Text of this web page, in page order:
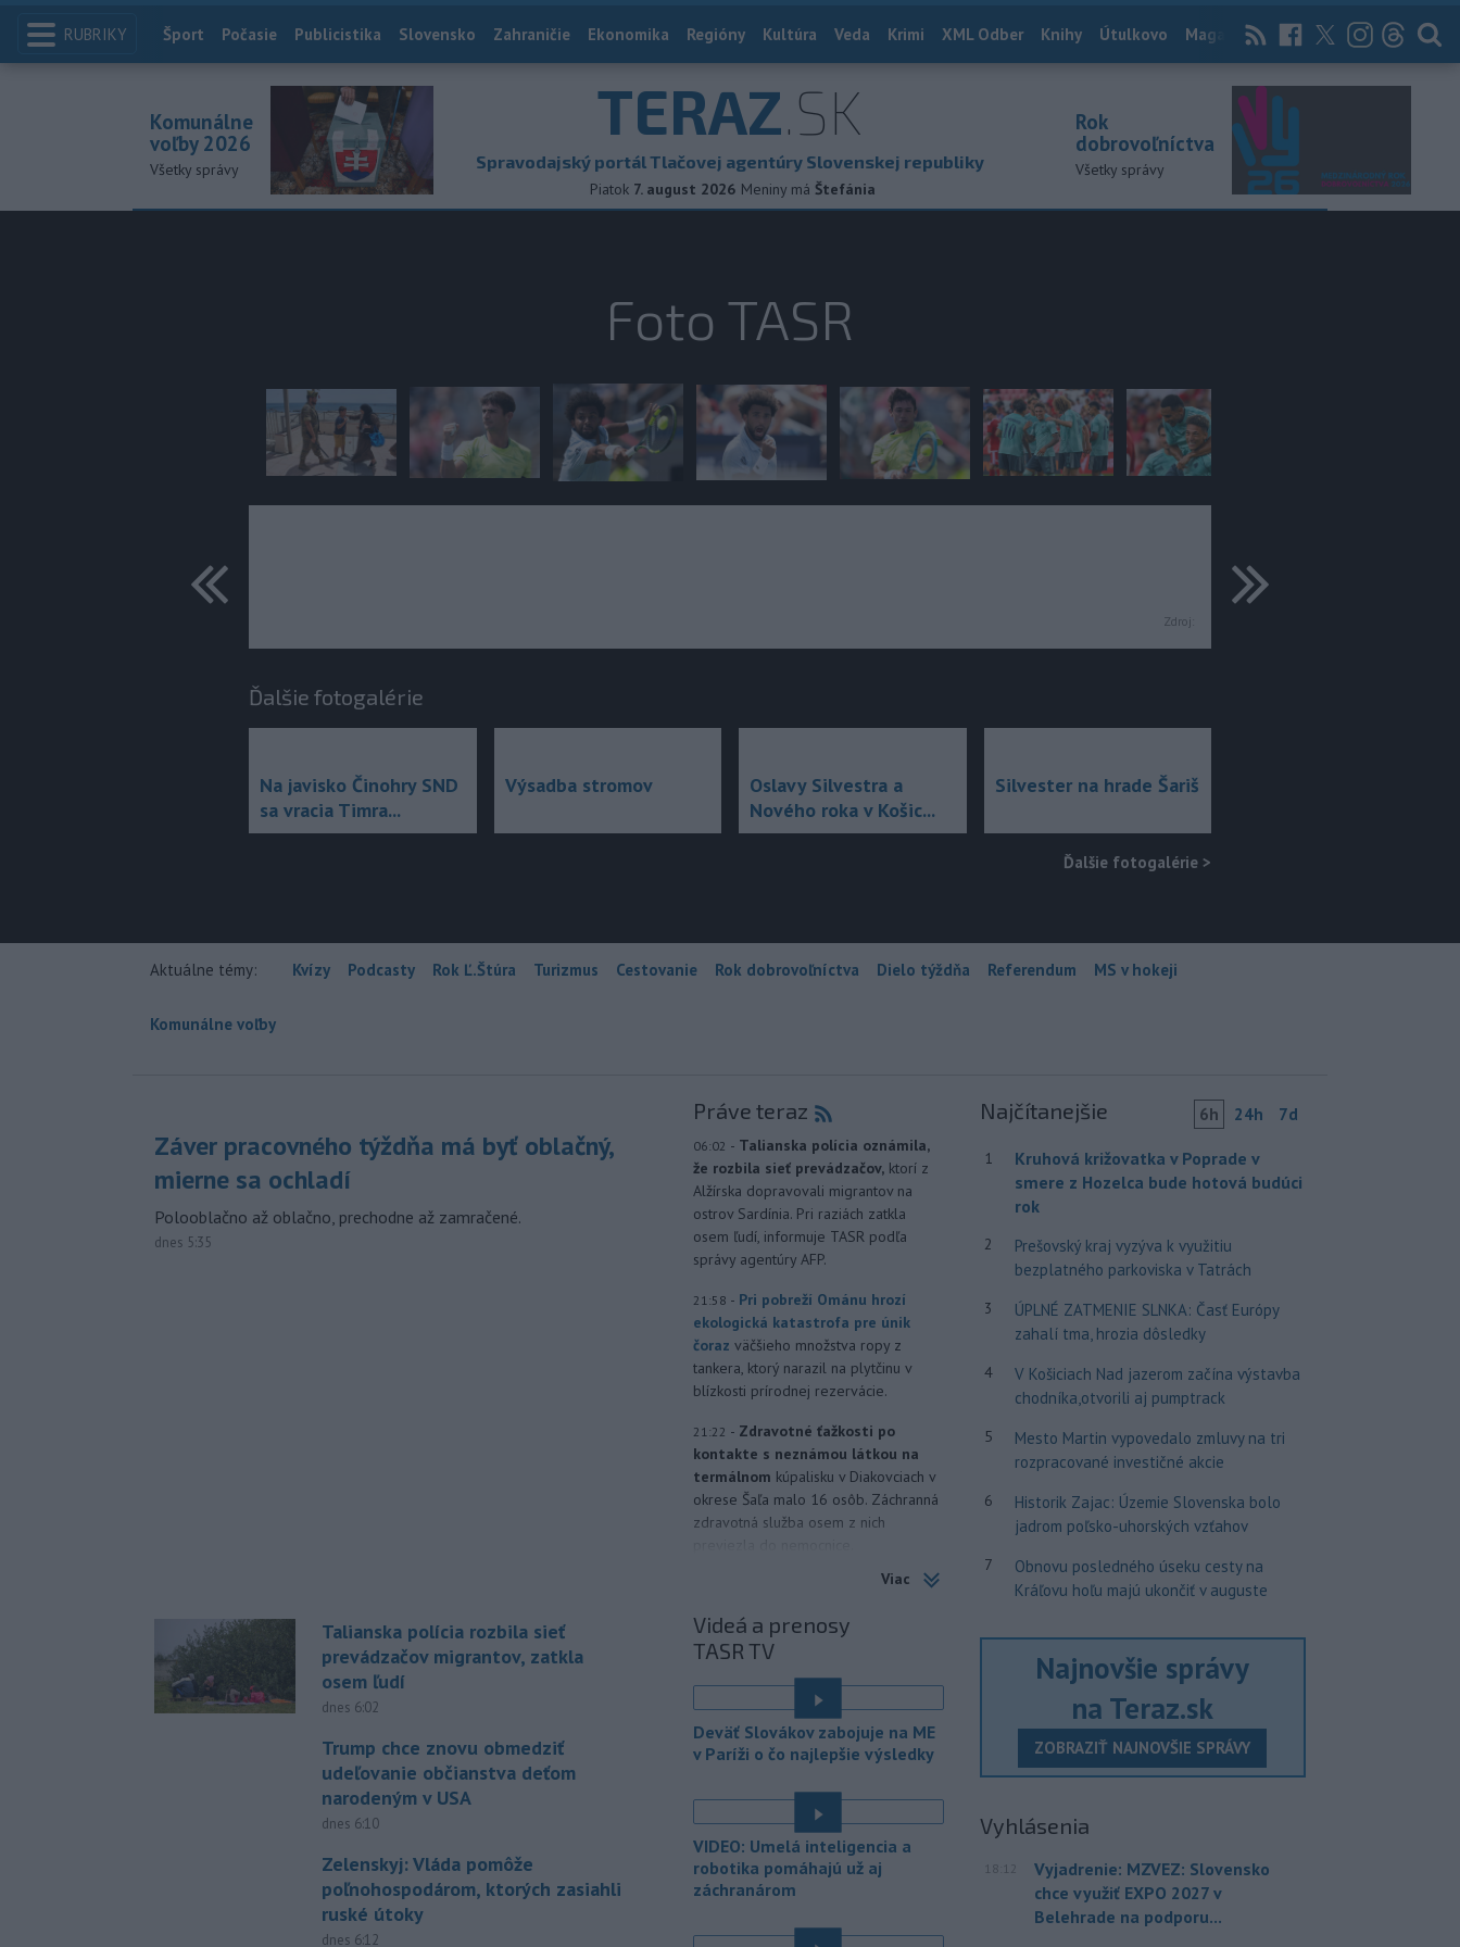
RUBRIKY Index
Šport Počasie Publicistika Slovensko Zahraničie Ekonomika Regióny Kultúra Veda Krimi XML Odber Knihy Útulkovo Magazín News Now Archív
TERAZ.SK
Spravodajský portál Tlačovej agentúry Slovenskej republiky
Piatok 7. august 2026 Meniny má Štefánia
Komunálne
voľby 2026
Všetky správy
Rok
dobrovoľníctva
Všetky správy
Foto TASR
Zdroj:
predchádzajúce ďalšie
Ďalšie fotogalérie
Na javisko Činohry SND
sa vracia Timra...
Výsadba stromov
Oslavy Silvestra a
Nového roka v Košic...
Silvester na hrade Šariš
Ďalšie fotogalérie >
Aktuálne témy: Kvízy Podcasty Rok Ľ.Štúra Turizmus Cestovanie Rok dobrovoľníctva Dielo týždňa Referendum MS v hokeji
Komunálne voľby
Záver pracovného týždňa má byť oblačný,
mierne sa ochladí
Polooblačno až oblačno, prechodne až zamračené.
dnes 5:35
Talianska polícia rozbila sieť
prevádzačov migrantov, zatkla
osem ľudí
dnes 6:02
Trump chce znovu obmedziť
udeľovanie občianstva deťom
narodeným v USA
dnes 6:10
Zelenskyj: Vláda pomôže
poľnohospodárom, ktorých zasiahli
ruské útoky
dnes 6:12
Práve teraz
06:02 - Talianska polícia oznámila,
že rozbila sieť prevádzačov, ktorí z
Alžírska dopravovali migrantov na
ostrov Sardínia. Pri raziách zatkla
osem ľudí, informuje TASR podľa
správy agentúry AFP.
21:58 - Pri pobreží Ománu hrozí
ekologická katastrofa pre únik
čoraz väčšieho množstva ropy z
tankera, ktorý narazil na plytčinu v
blízkosti prírodnej rezervácie.
21:22 - Zdravotné ťažkosti po
kontakte s neznámou látkou na
termálnom kúpalisku v Diakovciach v
okrese Šaľa malo 16 osôb. Záchranná
zdravotná služba osem z nich
Ugandský parlament vo
ugandských vojakovdo
palestínskeho Pásma Gazy, kde by
mali pôsobiť v rámci medzinárodných
stabilizačných síl, ktoré navrhol
americký prezident Donald Trump.
20:07 - Anglická futbalová asociácia
Medzinárodnej
futbalovej federácie (FIFA) Giannimu
Infantinovi, ktorý je pod paľbou kritiky
po jeho neúspešnom pláne.
najmä na západe a severozápade
Viac
Videá a prenosy
TASR TV
Deväť Slovákov zabojuje na ME
v Paríži o čo najlepšie výsledky
VIDEO: Umelá inteligencia a
robotika pomáhajú už aj
záchranárom
Najčítanejšie 6h 24h 7d
1
Kruhová križovatka v Poprade v
smere z Hozelca bude hotová budúci
rok
2
Prešovský kraj vyzýva k využitiu
bezplatného parkoviska v Tatrách
3
ÚPLNÉ ZATMENIE SLNKA: Časť Európy
zahalí tma, hrozia dôsledky
4
V Košiciach Nad jazerom začína výstavba
chodníka,otvorili aj pumptrack
5
Mesto Martin vypovedalo zmluvy na tri
rozpracované investičné akcie
6
Historik Zajac: Územie Slovenska bolo
jadrom poľsko-uhorských vzťahov
7
Obnovu posledného úseku cesty na
Kráľovu hoľu majú ukončiť v auguste
Najnovšie správy
na Teraz.sk
ZOBRAZIŤ NAJNOVŠIE SPRÁVY
Vyhlásenia
18:12
Vyjadrenie: MZVEZ: Slovensko
chce využiť EXPO 2027 v
Belehrade na podporu...